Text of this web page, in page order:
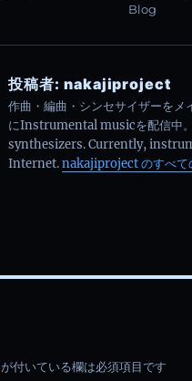
Blog
投稿者: nakajiproject
作曲・編曲・シンセサイザーを
にInstrumental musicを配信中
synthesizers. Currently,
Internet.nakajiproject のすべて
が付いている欄は必須項目です